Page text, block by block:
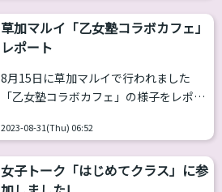
た。 自己紹介 ～目標を言ってみる～
呼んでもらいたい名前と描きたい絵の目
標を言います。 私はゲームが好きなので
になりたい」 絵しりとり ～ウォーミ
ングアップだけど難しい～ 絵が表す言葉
のおしりの文字を絵にしてつなげていき
ます。LIEさんが言った頭文字でスタート
します。今...
草加マルイ「乙女塾コラボカフェ」
レポート
8月15日に草加マルイで行われました
「乙女塾コラボカフェ」の様子をレポー
ライブが終わった後、8階のティースタ
ンドオクダサボウで開かれた「乙女塾コ
ラボカフェ」にも行ってきました！予約
2023-08-31(Thu) 06:52
女子トーク「はじめてクラス」に参